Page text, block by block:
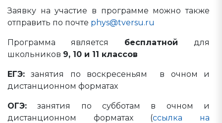
Заявку на участие в программе можно также
отправить по почте phys@tversu.ru
Программа является бесплатнойдля
школьников 9, 10 и 11 классов
ЕГЭ: занятия по воскресеньям в очном и
дистанционном форматах
ОГЭ: занятия по субботам в очном и
дистанционном форматах (ссылка на